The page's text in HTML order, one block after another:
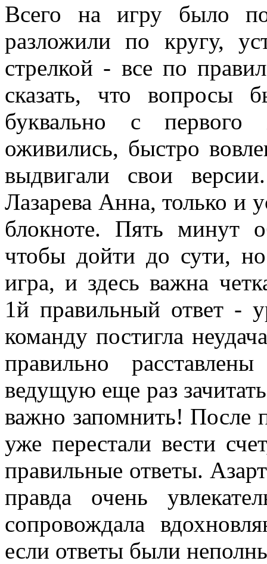
Всего на игру было
разложили по кругу,
стрелкой - все по
сказать, что вопросы
буквально с
оживились, быстро
выдвигали свои
Лазарева Анна, только и
блокноте. Пять минут
чтобы дойти до сути,
игра, и здесь важна
1й правильный ответ -
команду постигла
правильно
ведущую еще раз
важно запомнить! После
уже перестали вести
правильные ответы.
правда очень
сопровождала
если ответы были